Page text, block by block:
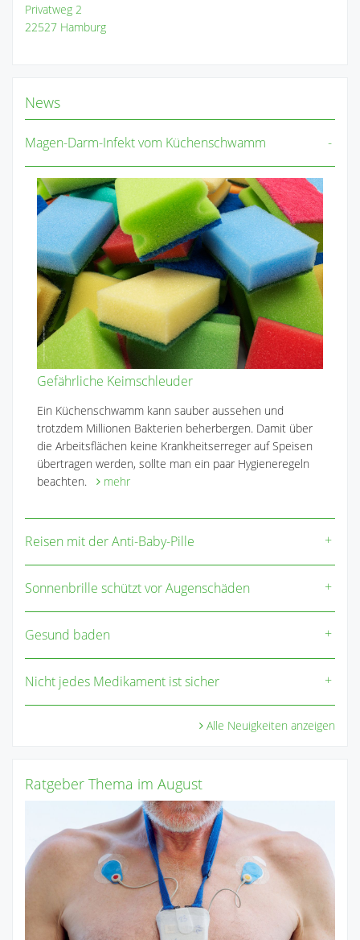
Privatweg 2
22527 Hamburg
News
Magen-Darm-Infekt vom Küchenschwamm
Gefährliche Keimschleuder
Ein Küchenschwamm kann sauber aussehen und
trotzdem Millionen Bakterien beherbergen. Damit über
die Arbeitsflächen keine Krankheitserreger auf Speisen
übertragen werden, sollte man ein paar Hygieneregeln
beachten.
mehr
Reisen mit der Anti-Baby-Pille
Sonnenbrille schützt vor Augenschäden
Gesund baden
Nicht jedes Medikament ist sicher
Alle Neuigkeiten anzeigen
Ratgeber Thema im August